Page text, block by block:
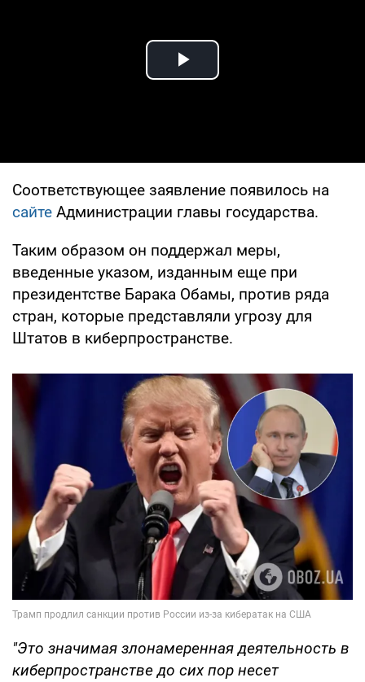
Play Video
Соответствующее заявление появилось на
сайте Администрации главы государства.
Таким образом он поддержал меры,
введенные указом, изданным еще при
президентстве Барака Обамы, против ряда
стран, которые представляли угрозу для
Штатов в киберпространстве.
"Это значимая злонамеренная деятельность в
киберпространстве до сих пор несет